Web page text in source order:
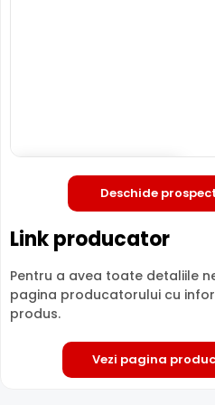
Poate oferi imagini pe timpul
iluminare scazuta, de la o
DS-2CD1T83G2-LIUF-4MM
infrarosu cu LED-uri IR.
Deschide
Link producator
Pentru a avea toate detaliile
pagina producatorului cu
produs.
Vezi pagina